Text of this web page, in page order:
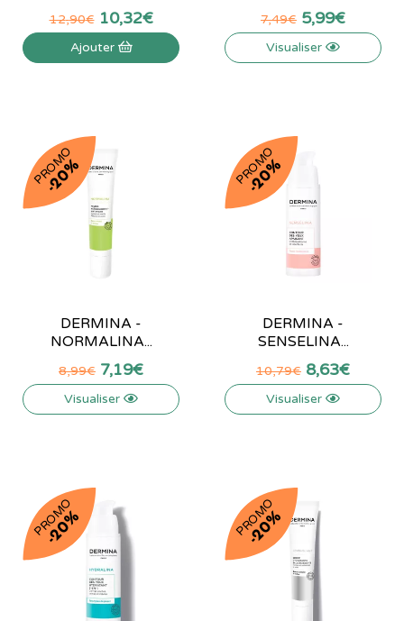
12,90€ 10,32€
Ajouter
7,49€ 5,99€
Visualiser
PROMO
-20%
DERMINA -
NORMALINA...
8,99€ 7,19€
Visualiser
PROMO
-20%
DERMINA -
SENSELINA...
10,79€ 8,63€
Visualiser
PROMO
-20% PROMO
-20%